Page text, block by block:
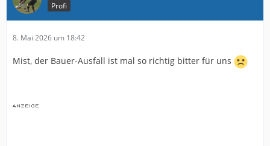
Profi
8. Mai 2026 um 18:42
Mist, der Bauer-Ausfall ist mal so richtig bitter für uns